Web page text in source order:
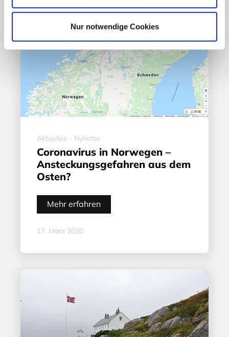
Nur notwendige Cookies
Aktuelles - Nyheter
Coronavirus in Norwegen –
Ansteckungsgefahren aus dem
Osten?
Mehr erfahren
17. März 2020